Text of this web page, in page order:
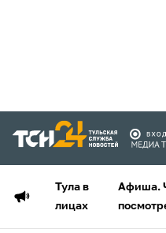
Тула в
лицах
Афиша.